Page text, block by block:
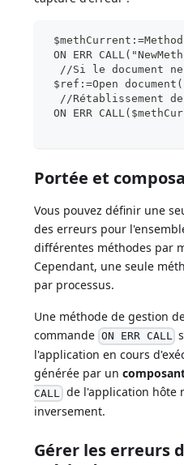
ON ERR
//Si le document
$ref:=Open
//Rétablissement
ON ERR
Portée et
Vous pouvez définir une
des erreurs pour
différentes méthodes par
Cependant, une seule
par processus.
Une méthode de gestion
commande ON ERR CALL
l'application en cours
générée par un
CALL de l'application hôte
inversement.
Gérer les erreurs